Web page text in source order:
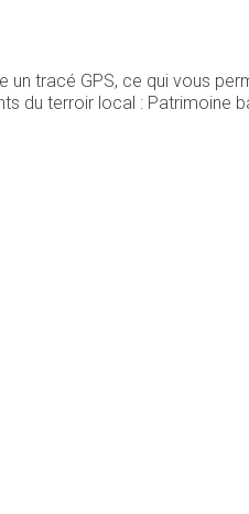
un tracé GPS, ce qui vous
du terroir local : Patrimoine